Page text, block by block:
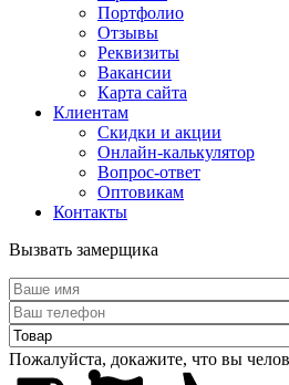
Портфолио
Отзывы
Реквизиты
Вакансии
Карта сайта
Клиентам
Скидки и акции
Онлайн-калькулятор
Вопрос-ответ
Оптовикам
Контакты
Вызвать замерщика
Пожалуйста, докажите, что вы